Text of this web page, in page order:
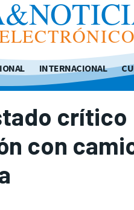
INTERNACIONAL
crítico
con